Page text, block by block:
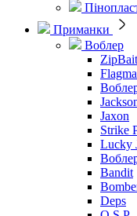
Приманки
Воблер
Jaxon
Strike
Lucky
Bandit
Deps